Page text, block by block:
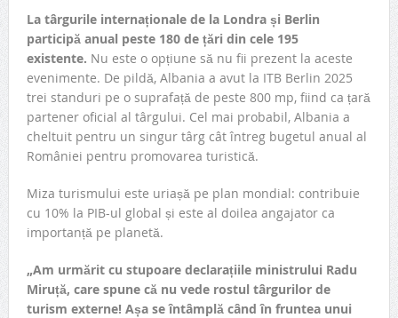
La târgurile internaționale de la Londra și Berlin
participă anual peste 180 de țări din cele 195
existente. Nu este o opțiune să nu fii prezent la aceste
evenimente. De pildă, Albania a avut la ITB Berlin 2025
trei standuri pe o suprafață de peste 800 mp, fiind ca țară
partener oficial al târgului. Cel mai probabil, Albania a
cheltuit pentru un singur târg cât întreg bugetul anual al
României pentru promovarea turistică.
Miza turismului este uriașă pe plan mondial: contribuie
cu 10% la PIB-ul global și este al doilea angajator ca
importanță pe planetă.
„Am urmărit cu stupoare declarațiile ministrului Radu
Miruță, care spune că nu vede rostul târgurilor de
turism externe! Așa se întâmplă când în fruntea unui